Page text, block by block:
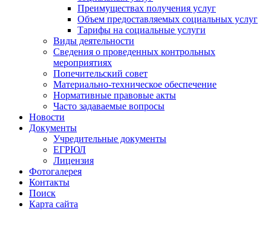
Преимуществах получения услуг
Объем предоставляемых социальных услуг
Тарифы на социальные услуги
Виды деятельности
Сведения о проведенных контрольных
мероприятиях
Попечительский совет
Материально-техническое обеспечение
Нормативные правовые акты
Часто задаваемые вопросы
Новости
Документы
Учредительные документы
ЕГРЮЛ
Лицензия
Фотогалерея
Контакты
Поиск
Карта сайта